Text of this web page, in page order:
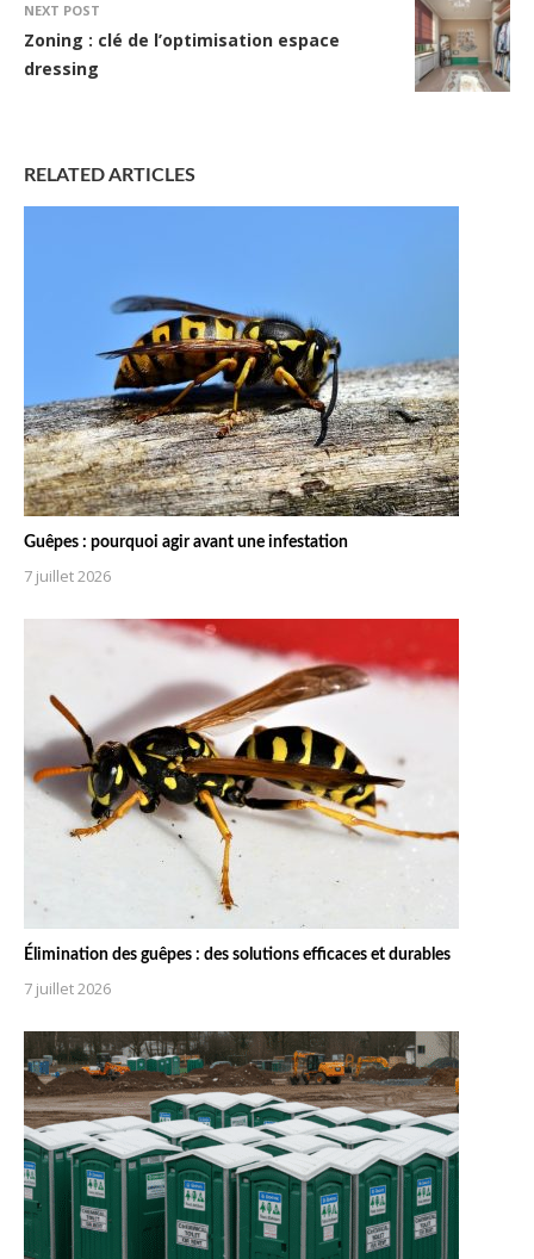
NEXT POST
Zoning : clé de l’optimisation espace
dressing
RELATED ARTICLES
Guêpes : pourquoi agir avant une infestation
7 juillet 2026
Élimination des guêpes : des solutions efficaces et durables
7 juillet 2026